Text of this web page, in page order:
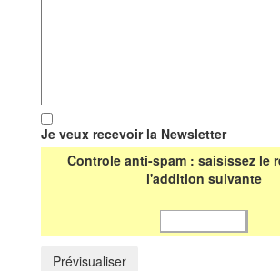
Je veux recevoir la Newsletter
Controle anti-spam : saisissez le
l'addition suivante